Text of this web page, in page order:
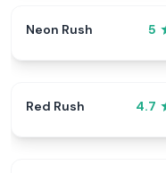
Neon Rush 5
Red Rush 4.7